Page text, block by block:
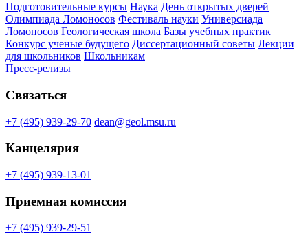
Подготовительные курсы Наука День открытых дверей
Олимпиада Ломоносов Фестиваль науки Универсиада
Ломоносов Геологическая школа Базы учебных практик
Конкурс ученые будущего Диссертационный советы Лекции
для школьников Школьникам
Пресс-релизы
Связаться
+7 (495) 939-29-70 dean@geol.msu.ru
Канцелярия
+7 (495) 939-13-01
Приемная комиссия
+7 (495) 939-29-51